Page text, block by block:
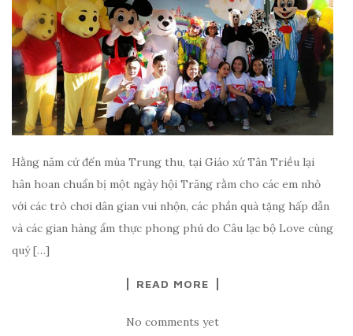
Hằng năm cứ đến mùa Trung thu, tại Giáo xứ Tân Triều lại
hân hoan chuẩn bị một ngày hội Trăng rằm cho các em nhỏ
với các trò chơi dân gian vui nhộn, các phần quà tặng hấp dẫn
và các gian hàng ẩm thực phong phú do Câu lạc bộ Love cùng
quý […]
READ MORE
No comments yet